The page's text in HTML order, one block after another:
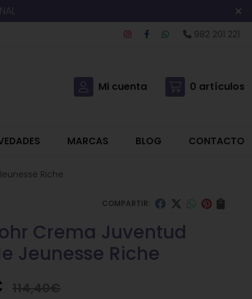
982 201 221
Mi cuenta 0 artículos
MARCAS BLOG CONTACTO
Riche
COMPARTIR:
Crema Juventud
Jeunesse Riche